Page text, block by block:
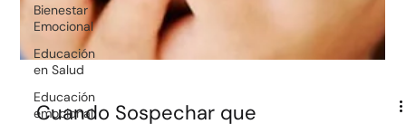
Bienestar
Emocional
Educación
en Salud
Educación
emocional